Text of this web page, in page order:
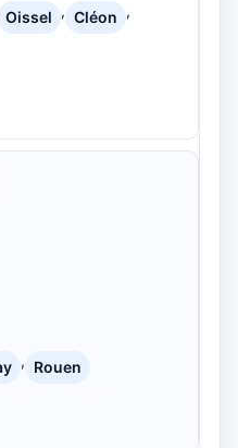
Oissel , Cléon ,
, Rouen